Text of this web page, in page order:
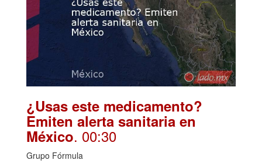
¿Usas este medicamento?
Emiten alerta sanitaria en
México. 00:30
Grupo Fórmula